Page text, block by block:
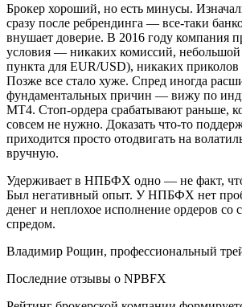
Брокер хороший, но есть минусы.
сразу после ребрендинга — все-таки
внушает доверие. В 2016 году компания
условия — никаких комиссий, небольшой
пункта для EUR/USD), никаких
Позже все стало хуже. Спред иногда
фундаментальных причин — вижу по
МТ4. Стоп-ордера срабатывают раньше,
совсем не нужно. Доказать что-то
приходится просто отодвигать на
вручную.
Удерживает в НПБФХ одно — не факт,
Был негативный опыт. У НПБФХ нет
денег и неплохое исполнение ордеров
спредом.
Владимир Рощин, профессиональный
Последние отзывы о NPBFX